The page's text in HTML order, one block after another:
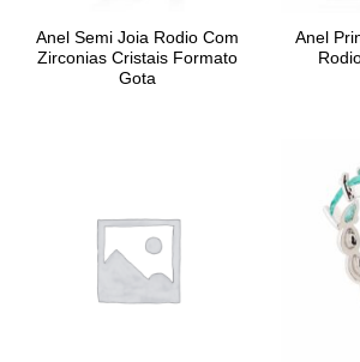
Anel Semi Joia Rodio Com
Zirconias Cristais Formato
Gota
Anel